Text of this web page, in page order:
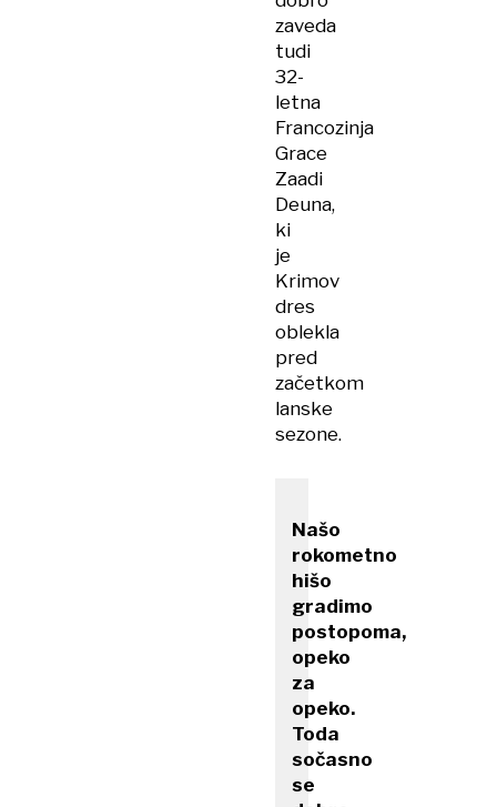
zaveda
tudi
32-
letna
Francozinja
Grace
Zaadi
Deuna,
ki
je
Krimov
dres
oblekla
pred
začetkom
lanske
sezone.
Našo
rokometno
hišo
gradimo
postopoma,
opeko
za
opeko.
Toda
sočasno
se